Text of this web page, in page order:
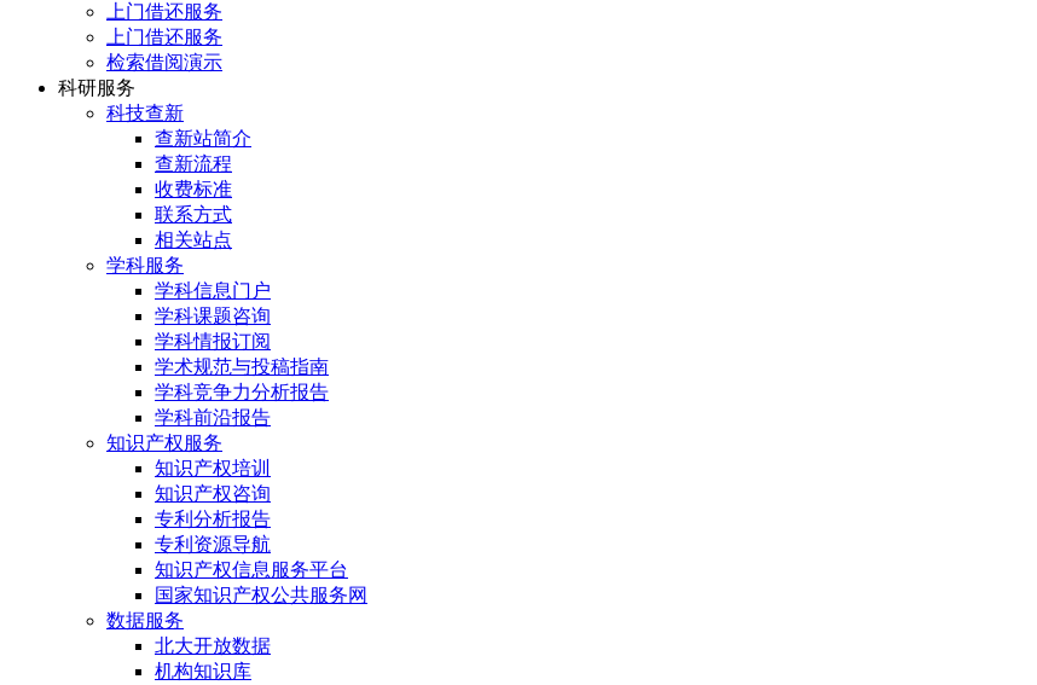
上门借还服务
上门借还服务
检索借阅演示
科研服务
科技查新
查新站简介
查新流程
收费标准
联系方式
相关站点
学科服务
学科信息门户
学科课题咨询
学科情报订阅
学术规范与投稿指南
学科竞争力分析报告
学科前沿报告
知识产权服务
知识产权培训
知识产权咨询
专利分析报告
专利资源导航
知识产权信息服务平台
国家知识产权公共服务网
数据服务
北大开放数据
机构知识库